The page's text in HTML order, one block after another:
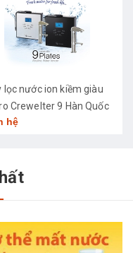
lọc nước ion kiềm giàu
Crewelter 9 Hàn Quốc
hệ